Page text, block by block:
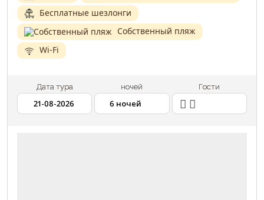
Бесплатные шезлонги
Собственный пляж
Wi-Fi
Дата тура ночей Гости